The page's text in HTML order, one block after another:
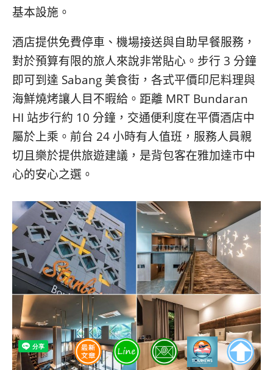
基本設施。
酒店提供免費停車、機場接送與自助早餐服務，
對於預算有限的旅人來說非常貼心。步行 3 分鐘
即可到達 Sabang 美食街，各式平價印尼料理與
海鮮燒烤讓人目不暇給。距離 MRT Bundaran
HI 站步行約 10 分鐘，交通便利度在平價酒店中
屬於上乘。前台 24 小時有人值班，服務人員親
切且樂於提供旅遊建議，是背包客在雅加達市中
心的安心之選。